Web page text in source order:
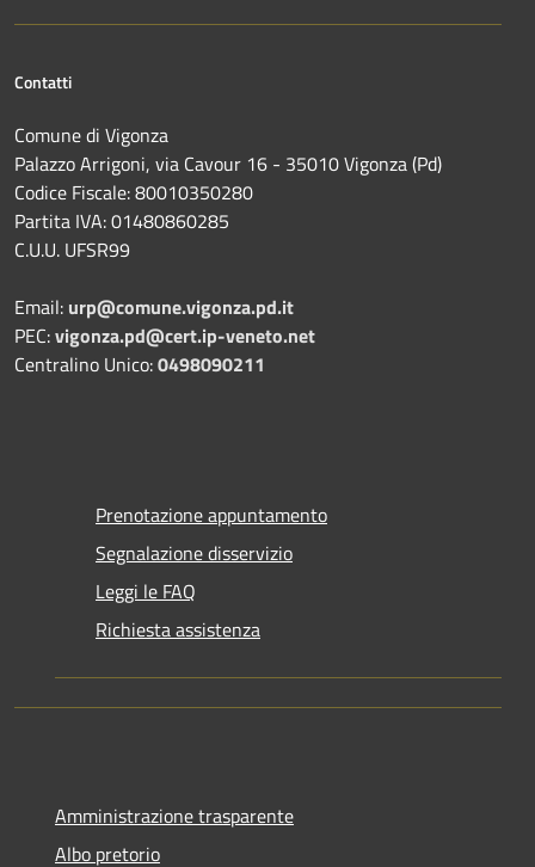
Contatti
Comune di Vigonza
Palazzo Arrigoni, via Cavour 16 - 35010 Vigonza (Pd)
Codice Fiscale: 80010350280
Partita IVA: 01480860285
C.U.U. UFSR99
Email: urp@comune.vigonza.pd.it
PEC:vigonza.pd@cert.ip-veneto.net
Centralino Unico:0498090211
Prenotazione appuntamento
Segnalazione disservizio
Leggi le FAQ
Richiesta assistenza
Amministrazione trasparente
Albo pretorio